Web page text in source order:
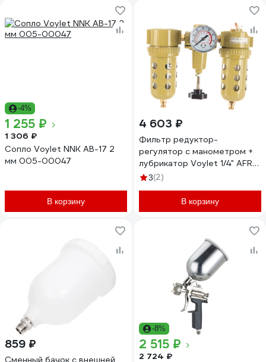
-4%
1 255 ₽
1 306 ₽
Сопло Voylet NNK AB-17 2
мм 005-00047
В корзину
4 603 ₽
Фильтр редуктор-
регулятор с манометром +
лубрикатор Voylet 1/4" AFRL-
980 005-00073
3(2)
В корзину
859 ₽
Сменный бачок с внешней
-8%
2 515 ₽
2 724 ₽